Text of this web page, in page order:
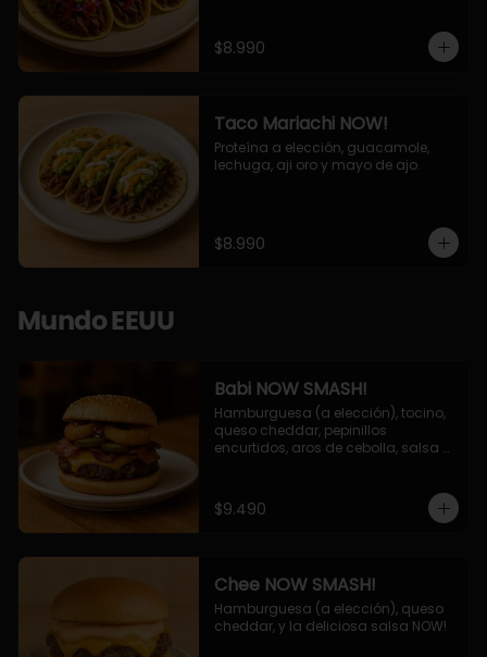
$8.990
Taco Mariachi NOW!
Proteína a elección, guacamole,
lechuga, aji oro y mayo de ajo.
$8.990
Mundo EEUU
Babi NOW SMASH!
Hamburguesa (a elección), tocino,
queso cheddar, pepinillos
encurtidos, aros de cebolla, salsa
$9.490
Chee NOW SMASH!
Hamburguesa (a elección), queso
cheddar, y la deliciosa salsa NOW!